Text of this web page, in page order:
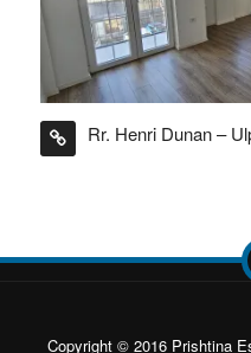
Rr. Henri Dunan –
Copyright © 2016 Prishtina